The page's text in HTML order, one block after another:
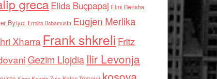
grecaElida Buçpapaj Elmi Berisha
Bytyci Ermira Babamusta Eugjen Merlika
Xharra Frank shkreli Fritz
Gezim Llojdia Ilir Levonja